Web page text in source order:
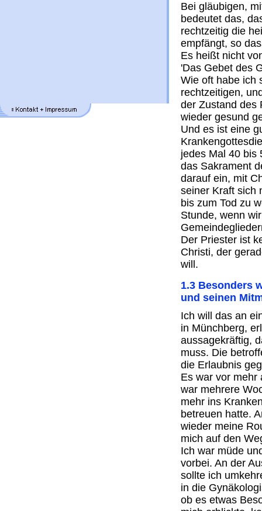
Bei gläubigen,
bedeutet das,
rechtzeitig die
empfängt, so
Es heißt nicht
'Das Gebet des
Wie oft habe ich
rechtzeitigen,
der Zustand des
wieder gesund
Und es ist eine
jedes Mal 40 bis
das Sakrament
darauf ein, mit
seiner Kraft sich
bis zum Tod zu
Stunde, wenn
Der Priester ist
Christi, der
will.
1.3 Besonders
und seinen
Ich will das an
in Münchberg,
aussagekräftig,
muss. Die
die Erlaubnis
Es war vor mehr
war mehrere
mehr ins
betreuen hatte.
wieder meine
mich auf den
Ich war müde
vorbei. An der
sollte ich
in die
ob es etwas